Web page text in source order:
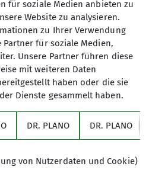
Kindergruppen |
online.de
für soziale Medien anbieten zu
Website zu analysieren.
zu Ihrer Verwendung
für soziale Medien,
Unsere Partner führen diese
mit weiteren Daten
haben oder die sie
Dienste gesammelt haben.
DR. PLANO DR. PLANO
von Nutzerdaten und Cookie)